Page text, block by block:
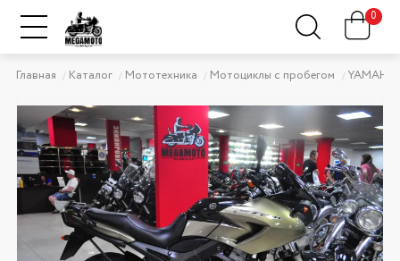
0
Главная Каталог Мототехника Мотоциклы с пробегом YAMAHA